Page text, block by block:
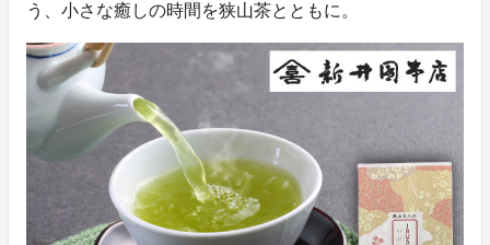
う、小さな癒しの時間を狭山茶とともに。